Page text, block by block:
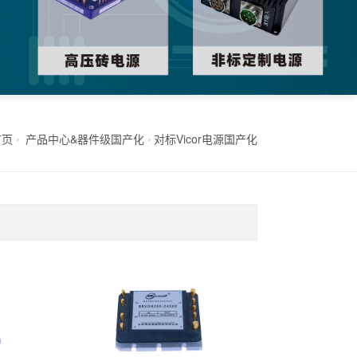
产品中心&器件级国产化 对标Vicor电源国产化